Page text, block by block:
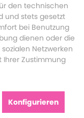
den technischen
und stets gesetzt
bei Benutzung
dienen oder die
Netzwerken
Zustimmung
Konfigurieren